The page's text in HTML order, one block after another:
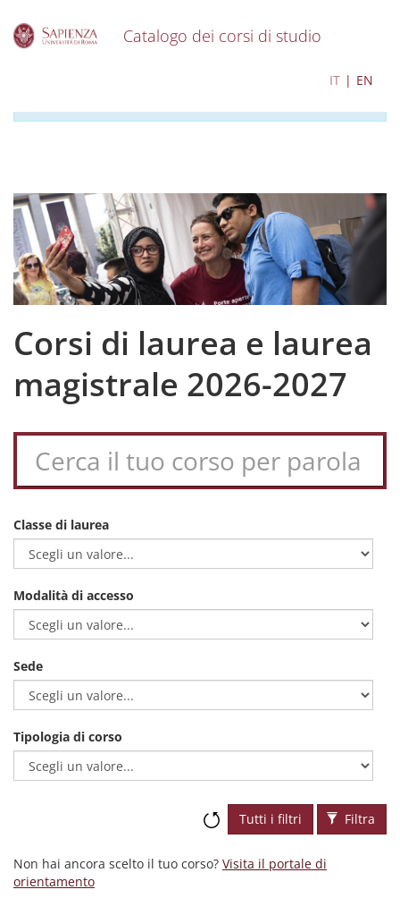
Catalogo dei corsi di studio
IT EN
I contenuti del catalogo per l'a.a. 2026-2027 sono in
Corsi di laurea e laurea
magistrale 2026-2027
Classe di laurea
Modalità di accesso
Sede
Tipologia di corso
Tutti i filtri Filtra
Non hai ancora scelto il tuo corso? Visita il portale di
orientamento